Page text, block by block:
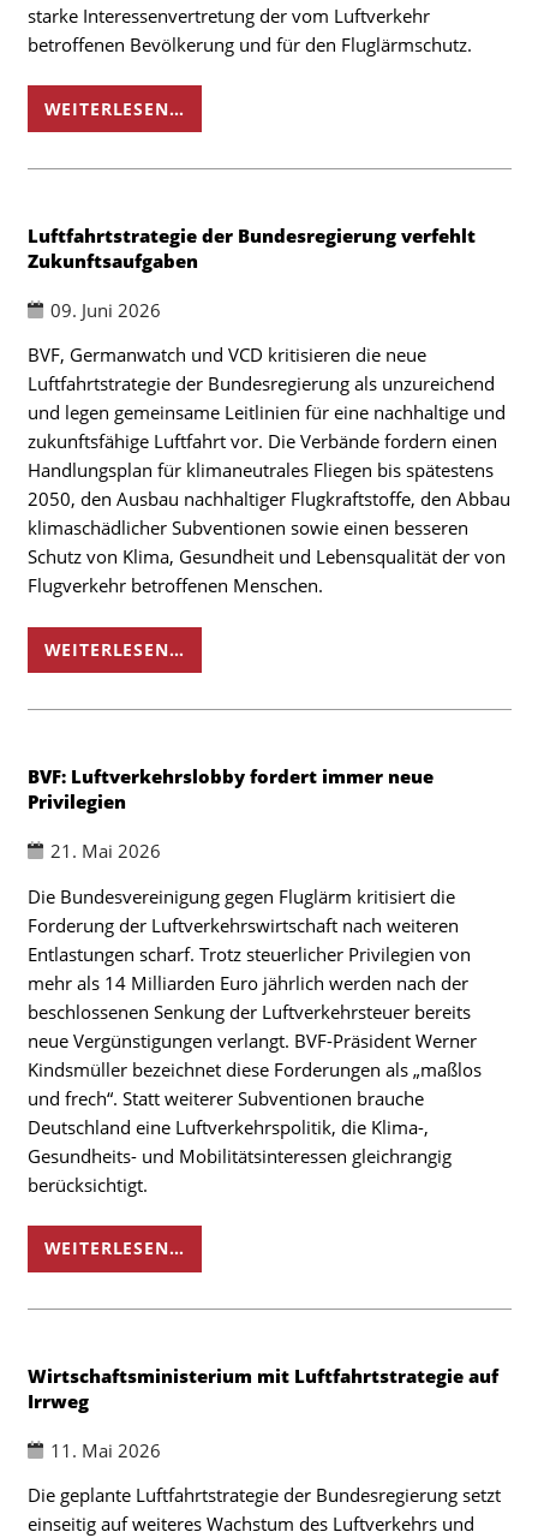
starke Interessenvertretung der vom Luftverkehr
betroffenen Bevölkerung und für den Fluglärmschutz.
WEITERLESEN…
Luftfahrtstrategie der Bundesregierung verfehlt
Zukunftsaufgaben
09. Juni 2026
BVF, Germanwatch und VCD kritisieren die neue
Luftfahrtstrategie der Bundesregierung als unzureichend
und legen gemeinsame Leitlinien für eine nachhaltige und
zukunftsfähige Luftfahrt vor. Die Verbände fordern einen
Handlungsplan für klimaneutrales Fliegen bis spätestens
2050, den Ausbau nachhaltiger Flugkraftstoffe, den Abbau
klimaschädlicher Subventionen sowie einen besseren
Schutz von Klima, Gesundheit und Lebensqualität der von
Flugverkehr betroffenen Menschen.
WEITERLESEN…
BVF: Luftverkehrslobby fordert immer neue
Privilegien
21. Mai 2026
Die Bundesvereinigung gegen Fluglärm kritisiert die
Forderung der Luftverkehrswirtschaft nach weiteren
Entlastungen scharf. Trotz steuerlicher Privilegien von
mehr als 14 Milliarden Euro jährlich werden nach der
beschlossenen Senkung der Luftverkehrsteuer bereits
neue Vergünstigungen verlangt. BVF-Präsident Werner
Kindsmüller bezeichnet diese Forderungen als „maßlos
und frech“. Statt weiterer Subventionen brauche
Deutschland eine Luftverkehrspolitik, die Klima-,
Gesundheits- und Mobilitätsinteressen gleichrangig
berücksichtigt.
WEITERLESEN…
Wirtschaftsministerium mit Luftfahrtstrategie auf
Irrweg
11. Mai 2026
Die geplante Luftfahrtstrategie der Bundesregierung setzt
einseitig auf weiteres Wachstum des Luftverkehrs und